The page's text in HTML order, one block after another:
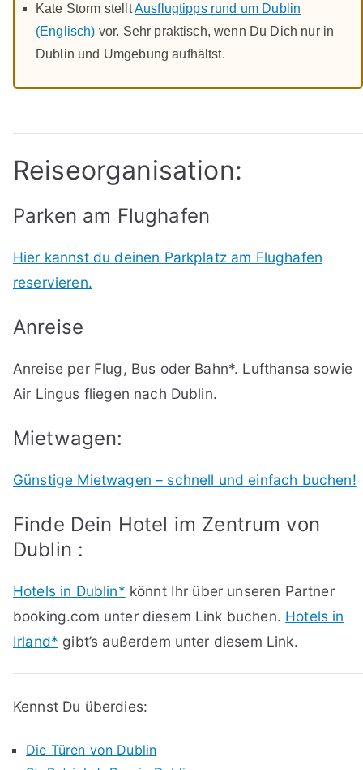
Kate Storm stelltAusflugtipps rund um Dublin
(Englisch) vor. Sehr praktisch, wenn Du Dich nur in
Dublin und Umgebung aufhältst.
Reiseorganisation:
Parken am Flughafen
Hier kannst du deinen Parkplatz am Flughafen
reservieren.
Anreise
Anreise per Flug, Bus oder Bahn*. Lufthansa sowie
Air Lingus fliegen nach Dublin.
Mietwagen:
Günstige Mietwagen – schnell und einfach buchen!
Finde Dein Hotel im Zentrum von
Dublin :
Hotels in Dublin* könnt Ihr über unseren Partner
booking.com unter diesem Link buchen. Hotels in
Irland* gibt’s außerdem unter diesem Link.
Kennst Du überdies:
Die Türen von Dublin